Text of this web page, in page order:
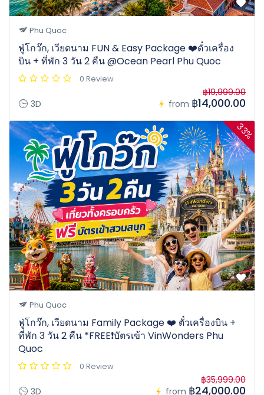
Phu Quoc
ฟู่โกว๊ก, เวียดนาม FUN & Easy Package ❤️ตั๋วเครื่อง
บิน + ที่พัก 3 วัน 2 คืน @Ocean Pearl Phu Quoc
0 Review
3D from
฿19,999.00
฿14,000.00
33%
Phu Quoc
ฟู่โกว๊ก, เวียดนาม Family Package ❤️ ตั๋วเครื่องบิน +
ที่พัก 3 วัน 2 คืน *FREE❗️บัตรเข้า VinWonders Phu
Quoc
0 Review
3D from
฿35,999.00
฿24,000.00